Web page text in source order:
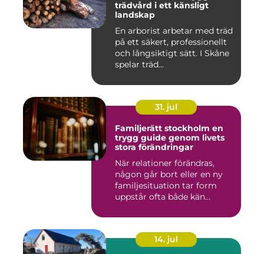
trädvård i ett känsligt
landskap
En arborist arbetar med träd
på ett säkert, professionellt
och långsiktigt sätt. I Skåne
spelar träd...
31. jul
Familjerätt stockholm en
trygg guide genom livets
stora förändringar
När relationer förändras,
någon går bort eller en ny
familjesituation tar form
uppstår ofta både kän...
14. jul